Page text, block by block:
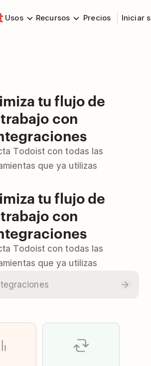
Usos Recursos Precios Iniciar
tu flujo de
trabajo con
Todoist con todas las
que ya utilizas
tu flujo de
trabajo con
Todoist con todas las
que ya utilizas